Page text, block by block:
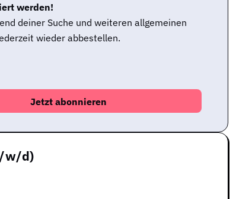
werden!
deiner Suche und weiteren allgemeinen
wieder abbestellen.
w/d)